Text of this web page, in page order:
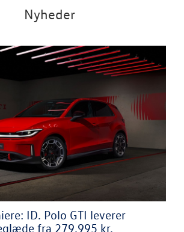
Nyheder
ID. Polo GTI leverer
fra 279.995 kr.